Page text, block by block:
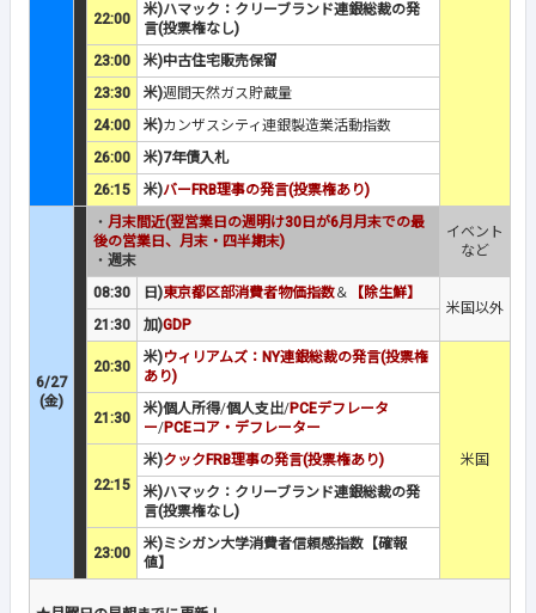
22:00
米)ハマック：クリーブランド連銀総裁の発
言(投票権なし)
23:00
米)中古住宅販売保留
23:30
米)週間天然ガス貯蔵量
24:00
米)カンザスシティ連銀製造業活動指数
26:00
米)7年債入札
26:15
米)バーFRB理事の発言(投票権あり)
6/27
(金)
・ 月末間近(翌営業日の週明け30日が6月月末での最
後の営業日、月末・四半期末)
・ 週末
イベント
など
08:30 日)東京都区部消費者物価指数＆
【除生鮮】
米国以外
21:30
加)GDP
20:30
米)ウィリアムズ：NY連銀総裁の発言(投票権
あり)
米国
21:30
米)個人所得/個人支出/PCEデフレータ
ー/PCEコア・デフレーター
22:15
米)クックFRB理事の発言(投票権あり)
米)ハマック：クリーブランド連銀総裁の発
言(投票権なし)
23:00
米)ミシガン大学消費者信頼感指数【確報
値】